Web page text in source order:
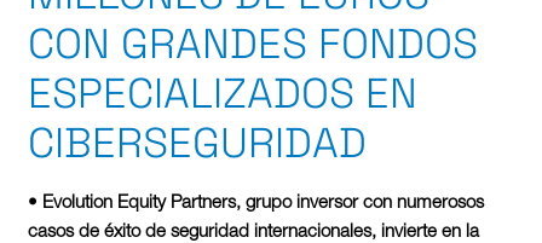
CON GRANDES FONDOS
ESPECIALIZADOS EN
CIBERSEGURIDAD
• Evolution Equity Partners, grupo inversor con numerosos
casos de éxito de seguridad internacionales, invierte en la